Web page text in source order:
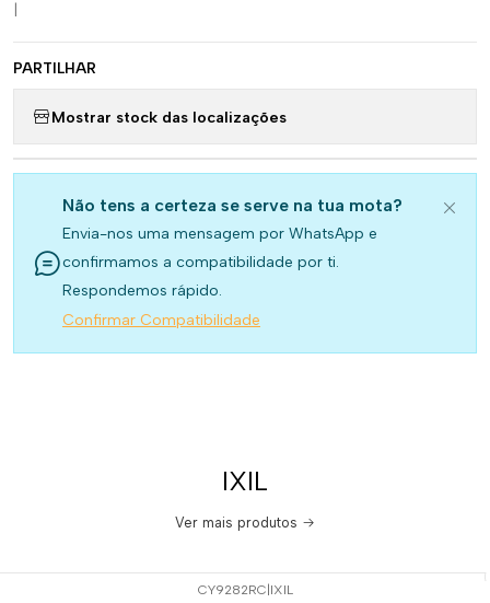
PARTILHAR
Mostrar stock das localizações
Não tens a certeza se serve na tua mota?
Envia-nos uma mensagem por WhatsApp e
confirmamos a compatibilidade por ti.
Respondemos rápido.
Confirmar Compatibilidade
IXIL
Ver mais produtos
CY9282RC IXIL